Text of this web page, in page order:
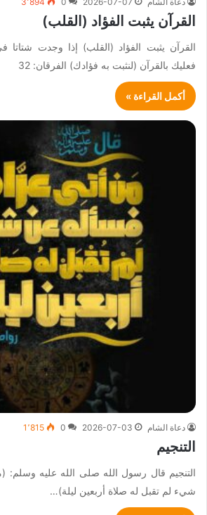
القرآن يثبت الفؤاد (القلب)
القرآن يثبت الفؤاد (القلب) إذا وجدت
فعليك بالقرآن (لنثبت به فؤادك) الفرقان: 32
أكمل القراءة »
دعاة الشام 2026-07-03
0 1٬815
التنجيم
التنجيم قال رسول الله صلى الله عليه
شيء لم تقبل له صلاة أربعين ليلة)…